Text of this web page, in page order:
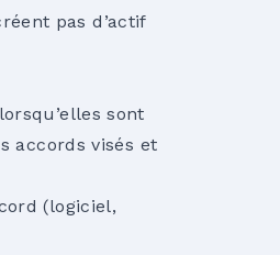
pas d’actif
sont
accords visés et
(logiciel,